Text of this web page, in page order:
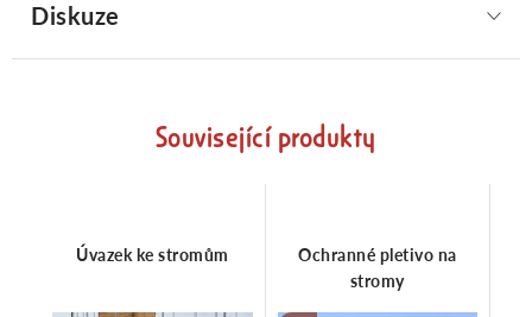
Diskuze
Související produkty
Úvazek ke stromům
Ochranné pletivo na
stromy